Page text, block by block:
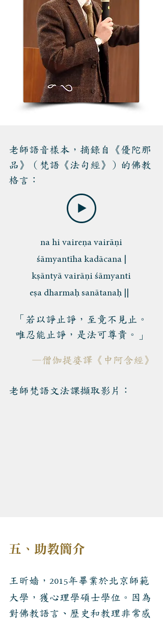
老師語音樣本，摘錄自《優陀那
品》（梵語《法句經》）的佛教
格言：
na hi vaireṇa vairāṇi
śāmyantīha kadācana |
kṣāntyā vairāṇi śāmyanti
eṣa dharmaḥ sanātanaḥ ||
「若以諍止諍，至竟不見止。
唯忍能止諍，是法可尊貴。」
—僧伽提婆譯《中阿含經》
老師梵語文法課擷取影片 ：
五、助教簡介
王昕嬙， 2015年畢業於北京師範
大學，獲心理學碩士學位。因為
對佛教語言、歷史和教理非常感